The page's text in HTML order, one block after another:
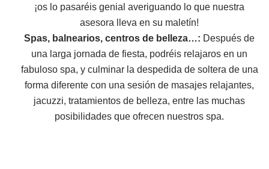
¡os lo pasaréis genial averiguando lo que nuestra
asesora lleva en su maletín!
Spas, balnearios, centros de belleza…: Después de
una larga jornada de fiesta, podréis relajaros en un
fabuloso spa, y culminar la despedida de soltera de una
forma diferente con una sesión de masajes relajantes,
jacuzzi, tratamientos de belleza, entre las muchas
posibilidades que ofrecen nuestros spa.